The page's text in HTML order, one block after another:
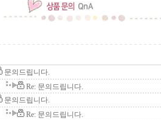
문의드립니다.
Re: 문의드립니다.
문의드립니다.
Re: 문의드립니다.